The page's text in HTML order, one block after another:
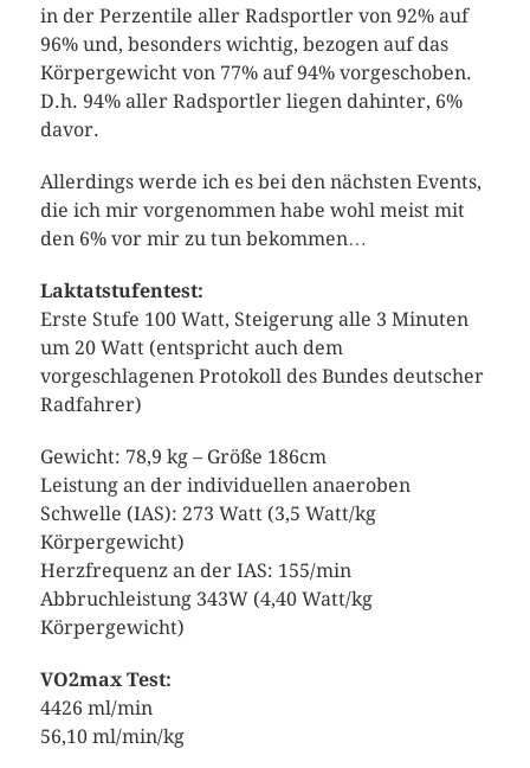
in der Perzentile aller Radsportler von 92% auf
96% und, besonders wichtig, bezogen auf das
Körpergewicht von 77% auf 94% vorgeschoben.
D.h. 94% aller Radsportler liegen dahinter, 6%
davor.
Allerdings werde ich es bei den nächsten Events,
die ich mir vorgenommen habe wohl meist mit
den 6% vor mir zu tun bekommen…
Laktatstufentest:
Erste Stufe 100 Watt, Steigerung alle 3 Minuten
um 20 Watt (entspricht auch dem
vorgeschlagenen Protokoll des Bundes deutscher
Radfahrer)
Gewicht: 78,9 kg – Größe 186cm
Leistung an der individuellen anaeroben
Schwelle (IAS): 273 Watt (3,5 Watt/kg
Körpergewicht)
Herzfrequenz an der IAS: 155/min
Abbruchleistung 343W (4,40 Watt/kg
Körpergewicht)
VO2max Test:
4426 ml/min
56,10 ml/min/kg